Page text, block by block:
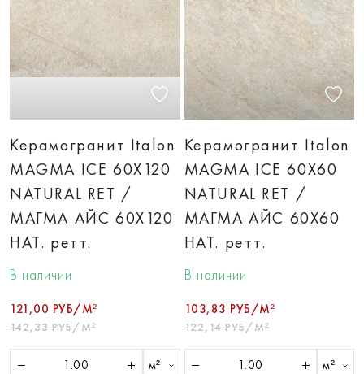
Керамогранит Italon
MAGMA ICE 60X120
NATURAL RET /
МАГМА АЙС 60X120
НАТ. ретт.
В наличии
121,00 РУБ/М²
142,33 РУБ/М²
м²
Керамогранит Italon
MAGMA ICE 60X60
NATURAL RET /
МАГМА АЙС 60X60
НАТ. ретт.
В наличии
103,83 РУБ/М²
122,14 РУБ/М²
м²